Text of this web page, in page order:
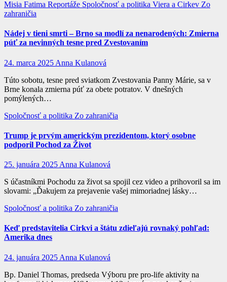
Misia Fatima Reportáže Spoločnosť a politika Viera a Cirkev Zo
zahraničia
Nádej v tieni smrti – Brno sa modlí za nenarodených: Zmierna
púť za nevinných tesne pred Zvestovaním
24. marca 2025 Anna Kulanová
Túto sobotu, tesne pred sviatkom Zvestovania Panny Márie, sa v
Brne konala zmierna púť za obete potratov. V dnešných
pomýlených…
Spoločnosť a politika Zo zahraničia
Trump je prvým americkým prezidentom, ktorý osobne
podporil Pochod za Život
25. januára 2025 Anna Kulanová
S účastníkmi Pochodu za život sa spojil cez video a prihovoril sa im
slovami: „Ďakujem za prejavenie vašej mimoriadnej lásky…
Spoločnosť a politika Zo zahraničia
Keď predstavitelia Cirkvi a štátu zdieľajú rovnaký pohľad:
Amerika dnes
24. januára 2025 Anna Kulanová
Bp. Daniel Thomas, predseda Výboru pre pro-life aktivity na